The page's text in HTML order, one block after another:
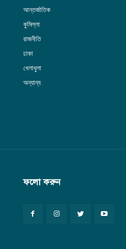
আন্তর্জাতিক
কুমিল্লা
রাজনীতি
ঢাকা
খেলাধুলা
অন্যান্য
ফলো করুন